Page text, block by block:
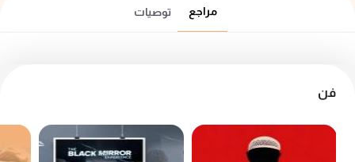
مراجع توصيات
فن